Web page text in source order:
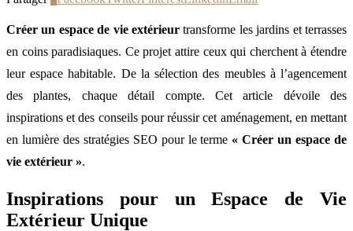
Créer un espace de vie extérieur transforme les jardins et terrasses
en coins paradisiaques. Ce projet attire ceux qui cherchent à étendre
leur espace habitable. De la sélection des meubles à l’agencement
des plantes, chaque détail compte. Cet article dévoile des
inspirations et des conseils pour réussir cet aménagement, en mettant
en lumière des stratégies SEO pour le terme « Créer un espace de
vie extérieur ».
Inspirations pour un Espace de Vie
Extérieur Unique